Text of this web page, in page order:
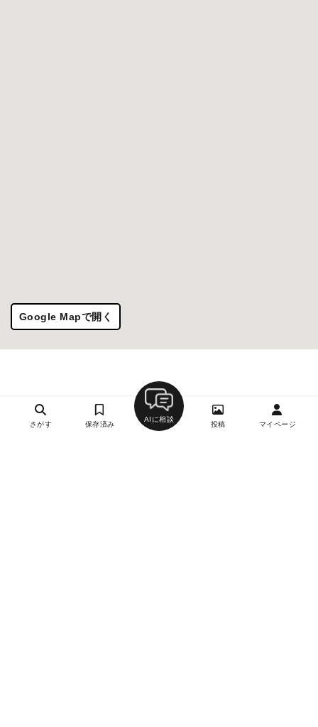
Google Mapで開く
さがす 保存済み
AIに相談
投稿 マイページ